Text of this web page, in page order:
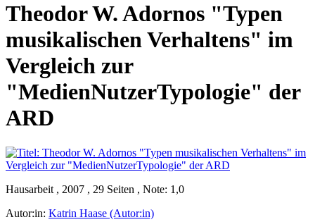
Theodor W. Adornos "Typen
musikalischen Verhaltens" im
Vergleich zur
"MedienNutzerTypologie" der
ARD
Hausarbeit , 2007 , 29 Seiten , Note: 1,0
Autor:in: Katrin Haase (Autor:in)